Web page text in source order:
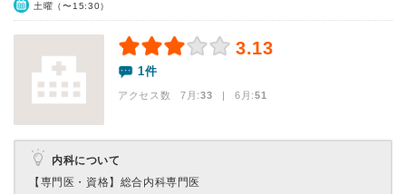
土曜（〜15:30）
3.13
1件
アクセス数 7月:33 | 6月:51
内科について
【専門医・資格】 総合内科専門医